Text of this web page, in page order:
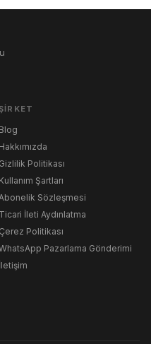
Blog
Hakkımızda
Gizlilik Politikası
Kullanım Şartları
Abonelik Sözleşmesi
Ticari İleti Aydınlatma
Çerez Politikası
Pazarlama Gönderimi
İletişim